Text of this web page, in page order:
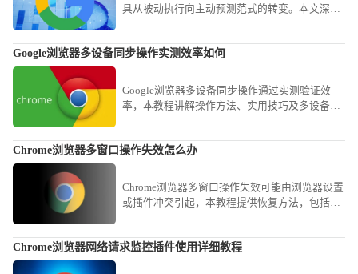
具从被动执行向主动预测范式的转变。本文深入
Google浏览器多设备同步操作实测效率如何
Google浏览器多设备同步操作通过实测验证效
率，本教程讲解操作方法、实用技巧及多设备管
Chrome浏览器多窗口操作失效怎么办
Chrome浏览器多窗口操作失效可能由浏览器设置
或插件冲突引起，本教程提供恢复方法，包括调
Chrome浏览器网络请求监控插件使用详细教程